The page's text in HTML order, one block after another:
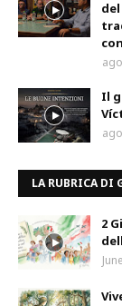
Il
LA RUBRICA DI
2